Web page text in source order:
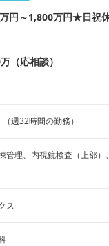
万円～1,800万円★日祝
（応相談）
週32時間の勤務）
管理、内視鏡検査（上部）
ス